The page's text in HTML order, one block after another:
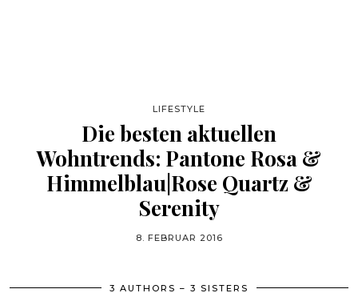
LIFESTYLE
Die besten aktuellen
Wohntrends: Pantone Rosa &
Himmelblau|Rose Quartz &
Serenity
8. FEBRUAR 2016
3 AUTHORS – 3 SISTERS